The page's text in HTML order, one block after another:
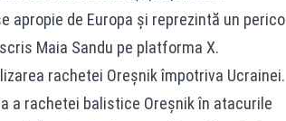
apropie de Europa şi reprezintă un pericol
Maia Sandu pe platforma X.
rachetei Oreșnik împotriva Ucrainei.
a rachetei balistice Oreşnik în atacurile